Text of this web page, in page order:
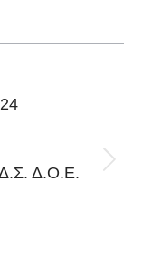
LinkedIn
Δ.Σ. Δ.Ο.Ε.